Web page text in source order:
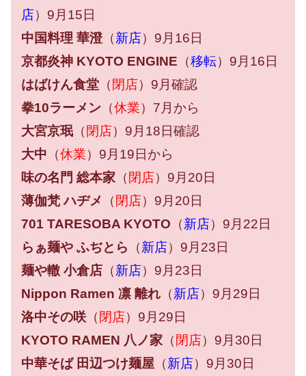
店）9月15日
中国料理 華澄（新店）9月16日
京都炎神 KYOTO ENGINE （移転）9月16日
はばけん食堂 （ 閉店）9月確認
拳10ラーメン （休業）7月から
大宮京珉 （ 閉店）9月18日確認
大中 （休業）9月19日から
味の名門 総本家 （ 閉店）9月20日
薄伽梵 ハヂメ （ 閉店）9月20日
701 TARESOBA KYOTO （新店）9月22日
らぁ麺や ふぢとら （新店）9月23日
麺や轍 小倉店 （新店）9月23日
Nippon Ramen 凛 離れ （新店）9月29日
洛中その咲 （ 閉店）9月29日
KYOTO RAMEN 八ノ家 （ 閉店）9月30日
中華そば 田辺つけ麺屋 （新店）9月30日